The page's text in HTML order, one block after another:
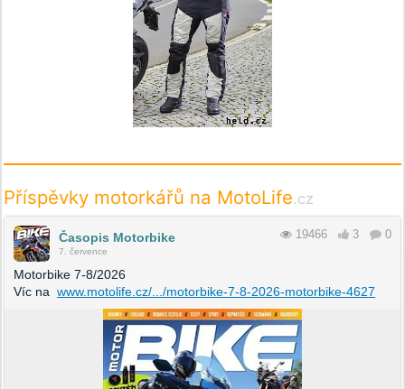
Příspěvky motorkářů na MotoLife.cz
Časopis Motorbike
7. července
19466 3 0
Motorbike 7-8/2026
Víc na www.motolife.cz/.../motorbike-7-8-2026-motorbike-4627